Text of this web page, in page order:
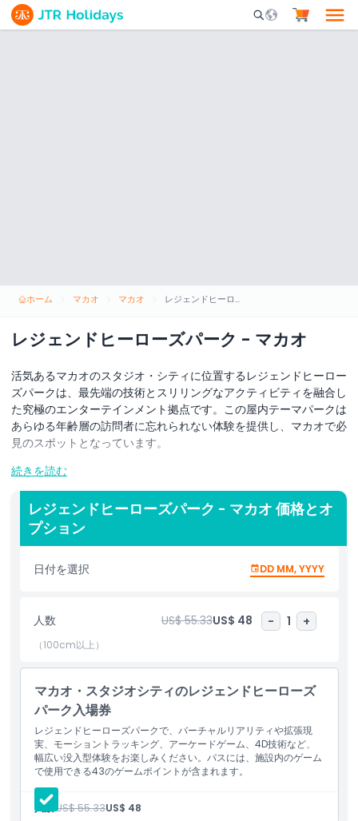
Mobile Search
ホーム マカオ マカオ レジェンドヒーローズパーク - マカオ
レジェンドヒーローズパーク - マカオ
活気あるマカオのスタジオ・シティに位置するレジェンドヒーロー
ズパークは、最先端の技術とスリリングなアクティビティを融合し
た究極のエンターテインメント拠点です。この屋内テーマパークは
あらゆる年齢層の訪問者に忘れられない体験を提供し、マカオで必
見のスポットとなっています。
レジェンドヒーローズパークでは、バーチャルリアリティと拡張現
実のエキサイティングな世界に没入できます。迫力のあるVRゲー
ムから見事なホログラム展示まで、常に驚きと楽しさに満ちていま
ッピング技術により、すべてのアクティビティがまるで実物のよう
もっとスリルを求めるなら、4Dシアターへ。特殊効果で五感を刺
激する映画が目の前で展開します。あるいは、ゲーマーもそうでな
い人も長時間楽しめる充実したビデオアーケードゲームの数々をお
試しください。
レジェンドヒーローズパークは単なる遊園地ではなく、テクノロジ
ーと想像力が出会う場所です。家族や友人と、あるいはおひとりで
訪れても、このユニークな施設は笑いと驚き、思い出に満ちたアク
ション満載の一日を約束します。
続きを読む
レジェンドヒーローズパーク - マカオ 価格とオ
プション
日付を選択 DD MM, YYYY
人数 US$ 55.33US$ 48 - 1 +
（100cm以上）
マカオ・スタジオシティのレジェンドヒーローズ
パーク入場券
レジェンドヒーローズパークで、バーチャルリアリティや拡張現
実、モーショントラッキング、アーケードゲーム、4D技術など、
幅広い没入型体験をお楽しみください。パスには、施設内のゲーム
で使用できる43のゲームポイントが含まれます。
人数: US$ 55.33US$ 48